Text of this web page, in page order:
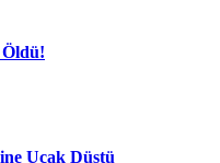
Öldü!
Uçak Düştü